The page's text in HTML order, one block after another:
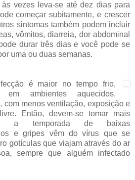
vezes leva-se até dez dias para
começar subitamente, e crescer
sintomas também podem incluir
vômitos, diarreia, dor abdominal
durar três dias e você pode se
uma ou duas semanas.
é maior no tempo frio,
em ambientes aquecidos,
com menos ventilação, exposição e
Então, devem-se tomar mais
a temporada de baixas
e gripes vêm do vírus que se
gotículas que viajam através do ar
sempre que alguém infectado